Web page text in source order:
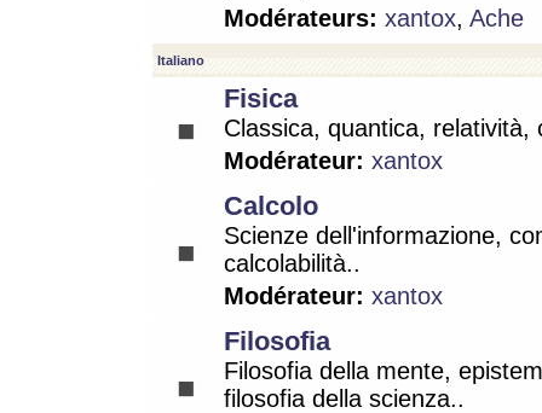
Modérateurs: xantox, Ache
Italiano
Fisica
Classica, quantica, relatività,
Modérateur: xantox
Calcolo
Scienze dell'informazione,
calcolabilità..
Modérateur: xantox
Filosofia
Filosofia della mente,
filosofia della scienza..